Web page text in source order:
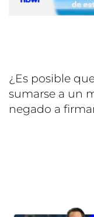
¿Es posible
sumarse a un
negado a